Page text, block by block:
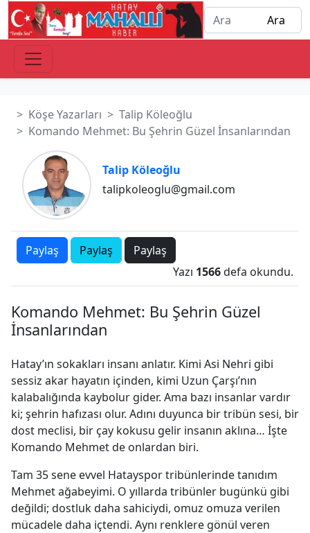
Köşe Yazarları
Talip Köleoğlu
Komando Mehmet: Bu Şehrin Güzel İnsanlarından
Talip Köleoğlu
talipkoleoglu@gmail.com
Paylaş Paylaş
Paylaş
Yazı 1566defa okundu.
Komando Mehmet: Bu Şehrin Güzel
İnsanlarından
Hatay’ın sokakları insanı anlatır. Kimi Asi Nehri gibi
sessiz akar hayatın içinden, kimi Uzun Çarşı’nın
kalabalığında kaybolur gider. Ama bazı insanlar vardır
ki; şehrin hafızası olur. Adını duyunca bir tribün sesi, bir
dost meclisi, bir çay kokusu gelir insanın aklına… İşte
Komando Mehmet de onlardan biri.
Tam 35 sene evvel Hatayspor tribünlerinde tanıdım
Mehmet ağabeyimi. O yıllarda tribünler bugünkü gibi
değildi; dostluk daha sahiciydi, omuz omuza verilen
mücadele daha içtendi. Aynı renklere gönül veren